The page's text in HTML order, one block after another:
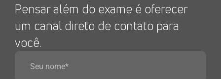
Pensar além do exame é oferecer
um canal direto de contato para
você.